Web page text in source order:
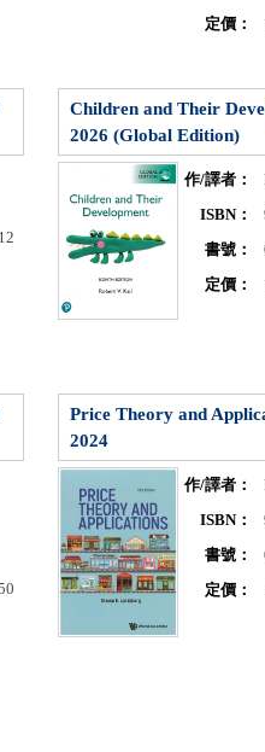
定價：
Children and Their
2026 (Global Edition)
作/譯者：
ISBN：
書號：
定價：
Price Theory and
2024
作/譯者：
ISBN：
書號：
定價：